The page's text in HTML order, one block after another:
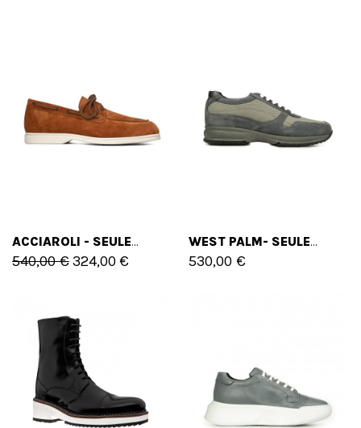
ACCIAROLI - SEULEMENT 41/45 EU - 8/12 US
540,00 €324,00 €
WEST PALM- SEULEMENT 41 EU - 8 US
530,00 €